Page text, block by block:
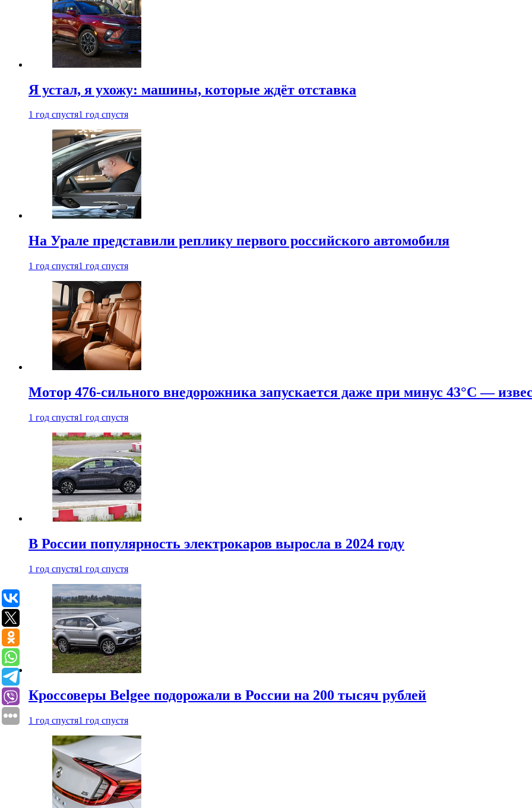
Я устал, я ухожу: машины, которые ждёт отставка
1 год спустя1 год спустя
На Урале представили реплику первого российского автомобиля
1 год спустя1 год спустя
Мотор 476-сильного внедорожника запускается даже при минус 43°С —
1 год спустя1 год спустя
В России популярность электрокаров выросла в 2024 году
1 год спустя1 год спустя
Кроссоверы Belgee подорожали в России на 200 тысяч рублей
1 год спустя1 год спустя